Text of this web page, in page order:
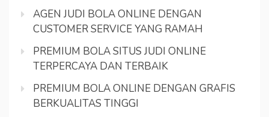
AGEN JUDI BOLA ONLINE DENGAN
CUSTOMER SERVICE YANG RAMAH
PREMIUM BOLA SITUS JUDI ONLINE
TERPERCAYA DAN TERBAIK
PREMIUM BOLA ONLINE DENGAN GRAFIS
BERKUALITAS TINGGI